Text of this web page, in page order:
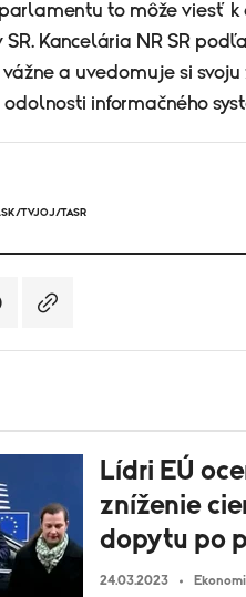
to môže viesť k
Kancelária NR SR
a uvedomuje si
informačného
TVJOJ/TASR
Lídri EÚ
zníženie
dopytu po
24.03.2023